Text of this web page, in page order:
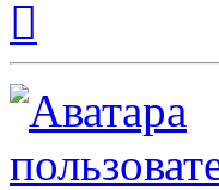
началу